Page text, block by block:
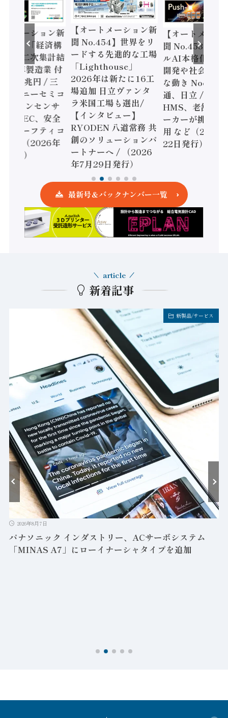
トメーション新
】「経済構
調査二次集計結
年製造業 付
額86兆円 / 三
とソニーセミコ
ジョンセンサ
/ IDEC、安全
すセーフティコ
ーラ（2026年
発行）
【オートメーション新
聞 No.454】世界をリ
ードする先進的な工場
「Lighthouse」
2026年は新たに16工
場追加 日立ヴァンタ
ラ米国工場も選出/
【インタビュー】
RYODEN 八道常務 共
創のソリューションパ
ートナーへ / （2026
年7月29日発行）
【オートメーシ
聞 No.453】フ
ルAI本格化へ
開発や社会実装
な動き Noetra
通、日立 / 兵神
HMS、老舗ポ
ーカーが挑むデ
用 など（2026
22日発行）
最新号＆バックナンバー一覧
新着記事
article
新製品/サービス
2026年8月7日
パナソニック インダストリー、ACサーボシステム
「MINAS A7」にローイナーシャタイプを追加